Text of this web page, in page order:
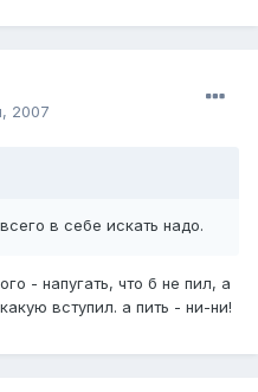
2007
в себе искать надо.
- напугать, что б не пил, а
вступил. а пить - ни-ни!